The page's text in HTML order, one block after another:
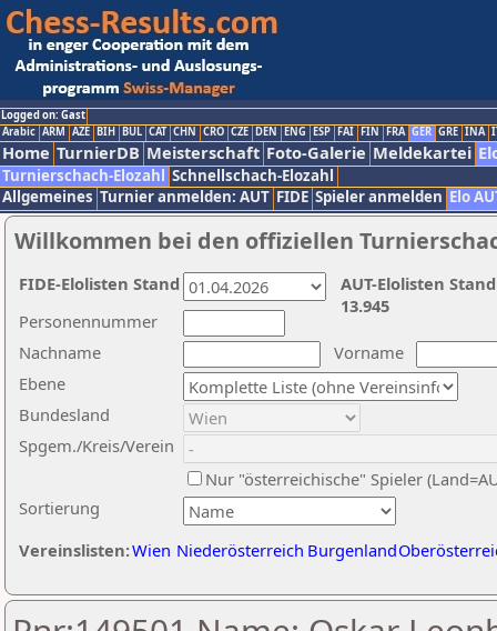
Logged on: Gast
Arabic ARM AZE BIH BUL CAT CHN CRO CZE DEN ENG ESP FAI FIN FRA GER GRE INA
Home TurnierDB Meisterschaft Foto-Galerie Meldekartei
Turnierschach-Elozahl Schnellschach-Elozahl
Allgemeines Turnier anmelden: AUT FIDE Spieler anmelden Elo
Willkommen bei den offiziellen
Nachname
Vorname
Ebene
Sortierung
Personennummer
Bundesland
Spgem./Kreis/Verein
Nur "österreichische" Spieler
Vereinslisten:Wien Niederösterreich Burgenland
AUT-Elolisten
13.945
FIDE-Elolisten Stand